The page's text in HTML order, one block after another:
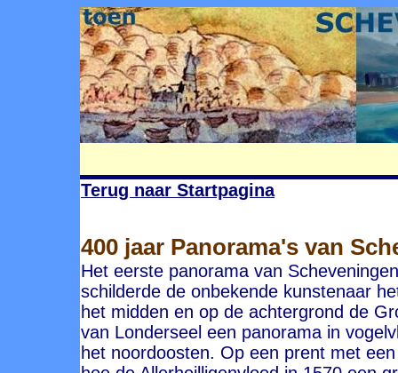
Terug naar Startpagina
400 jaar Panorama's van
Het eerste panorama van
schilderde de onbekende kunstenaar
het midden en op de achtergrond de
van Londerseel een panorama in
het noordoosten. Op een prent met